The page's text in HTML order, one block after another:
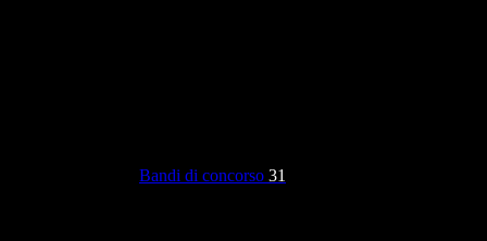
Bandi di concorso 31